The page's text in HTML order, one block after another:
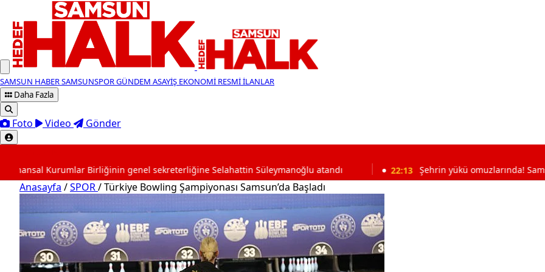
SAMSUN HABERSAMSUNSPORGÜNDEM ASAYİŞ EKONOMİ RESMİ İLANLAR
Daha Fazla
Foto Video Gönder
Birliğinin genel sekreterliğine Selahattin Süleymanoğlu atandı Şehrin yükü omuzlarında! Samsunspor
Anasayfa /SPOR/Türkiye Bowling Şampiyonası Samsun’da Başladı